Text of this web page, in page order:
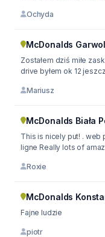
Ochyda
McDonalds
Zostałem dziś miłe zaskoczony
drive byłem ok 12
Mariusz
McDonalds Biała
This is nicely put! . web
ligne Really lots of
Roxie
McDonalds
Fajne ludzie
piotr